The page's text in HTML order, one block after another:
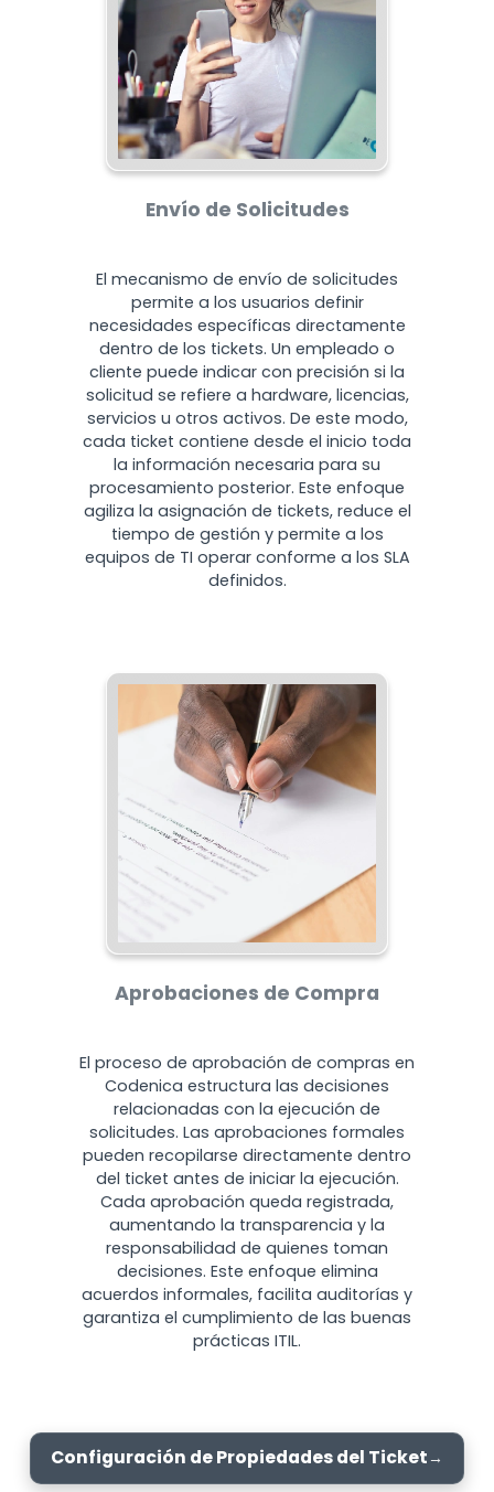
Envío de Solicitudes
El mecanismo de envío de solicitudes
permite a los usuarios definir
necesidades específicas directamente
dentro de los tickets. Un empleado o
cliente puede indicar con precisión si la
solicitud se refiere a hardware, licencias,
servicios u otros activos. De este modo,
cada ticket contiene desde el inicio toda
la información necesaria para su
procesamiento posterior. Este enfoque
agiliza la asignación de tickets, reduce el
tiempo de gestión y permite a los
equipos de TI operar conforme a los SLA
definidos.
Aprobaciones de Compra
El proceso de aprobación de compras en
Codenica estructura las decisiones
relacionadas con la ejecución de
solicitudes. Las aprobaciones formales
pueden recopilarse directamente dentro
del ticket antes de iniciar la ejecución.
Cada aprobación queda registrada,
aumentando la transparencia y la
responsabilidad de quienes toman
decisiones. Este enfoque elimina
acuerdos informales, facilita auditorías y
garantiza el cumplimiento de las buenas
prácticas ITIL.
Configuración de Propiedades del Ticket